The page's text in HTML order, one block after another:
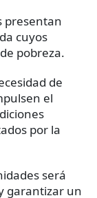
presentan
cuyos
pobreza.
de
el
por la
será
garantizar un